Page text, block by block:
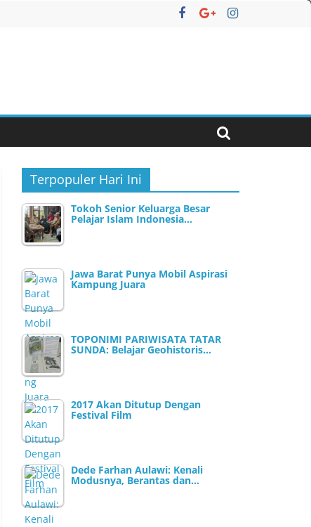
Terpopuler Hari Ini
Tokoh Senior Keluarga Besar
Pelajar Islam Indonesia…
Jawa Barat Punya Mobil Aspirasi
Kampung Juara
TOPONIMI PARIWISATA TATAR
SUNDA: Belajar Geohistoris…
2017 Akan Ditutup Dengan
Festival Film
Dede Farhan Aulawi: Kenali
Modusnya, Berantas dan…